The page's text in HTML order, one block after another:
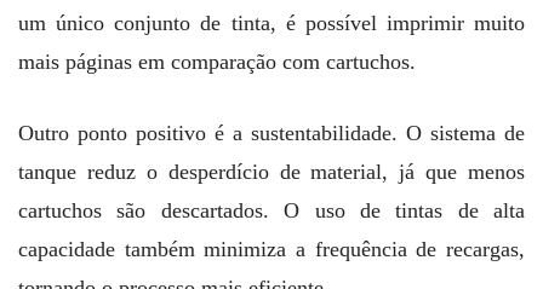
um único conjunto de tinta, é possível imprimir muito
mais páginas em comparação com cartuchos.
Outro ponto positivo é a sustentabilidade. O sistema de
tanque reduz o desperdício de material, já que menos
cartuchos são descartados. O uso de tintas de alta
capacidade também minimiza a frequência de recargas,